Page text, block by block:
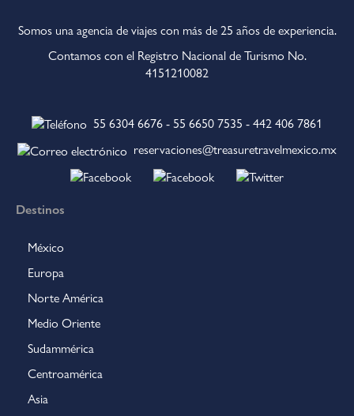
Somos una agencia de viajes con más de 25 años de experiencia.
Contamos con el Registro Nacional de Turismo No.
4151210082
55 6304 6676 - 55 6650 7535 - 442 406 7861
reservaciones@treasuretravelmexico.mx
Destinos
México
Europa
Norte América
Medio Oriente
Sudammérica
Centroamérica
Asia